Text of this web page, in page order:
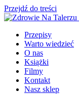
Przejdź do treści
Przepisy
Warto wiedzieć
O nas
Książki
Filmy
Kontakt
Nasz sklep